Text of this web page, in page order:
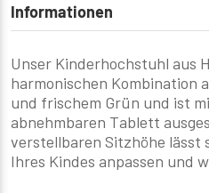
Informationen
Unser Kinderhochstuhl aus
harmonischen Kombination
und frischem Grün und ist
abnehmbaren Tablett
verstellbaren Sitzhöhe lässt
Ihres Kindes anpassen und